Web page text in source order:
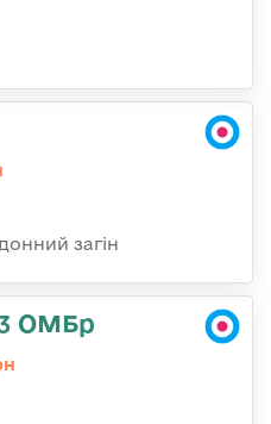
загін
ОМБр